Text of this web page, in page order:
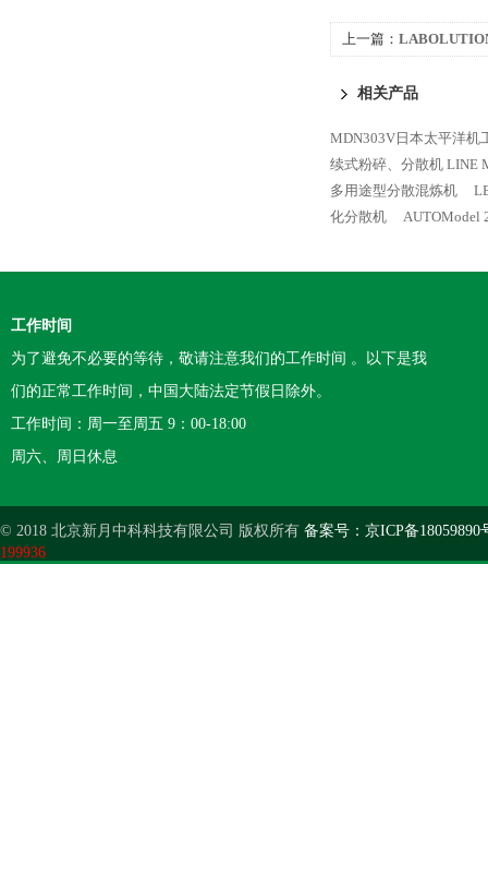
上一篇：
相关产品
MDN303V日本太平洋机
续式粉碎、分散机 LINE
多用途型分散混炼机
化分散机
AUTOModel
工作时间
为了避免不必要的等待，敬请注意我们的工作时间 。以下是我
们的正常工作时间，中国大陆法定节假日除外。
工作时间：周一至周五 9：00-18:00
周六、周日休息
© 2018 北京新月中科科技有限公司 版权所有 备案号：京ICP备18059890
199936